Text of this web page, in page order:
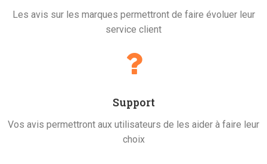
Les avis sur les marques permettront de faire évoluer leur
service client
Support
Vos avis permettront aux utilisateurs de les aider à faire leur
choix